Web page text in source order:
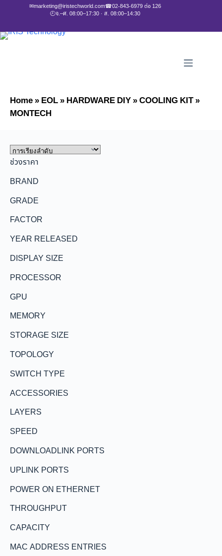
✉marketing@iristechworld.com☎02-843-6979 ต่อ 126
🕘จ.–ศ. 08:00–17:30 · ส. 08:00–14:30
Home»EOL»HARDWARE DIY»COOLING KIT»
MONTECH
ช่วงราคา
BRAND
GRADE
FACTOR
YEAR RELEASED
DISPLAY SIZE
PROCESSOR
GPU
MEMORY
STORAGE SIZE
TOPOLOGY
SWITCH TYPE
ACCESSORIES
LAYERS
SPEED
DOWNLOADLINK PORTS
UPLINK PORTS
POWER ON ETHERNET
THROUGHPUT
CAPACITY
MAC ADDRESS ENTRIES